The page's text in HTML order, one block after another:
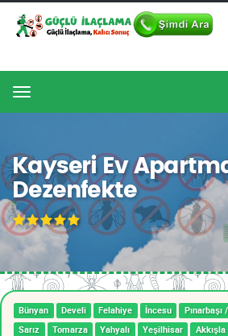
Menu
Kayseri Ev
Dezenfekte
Bünyan Develi Felahiye İncesu Pınarbaşı
Sarız
Tomarza Yahyalı Yeşilhisar Akkışla